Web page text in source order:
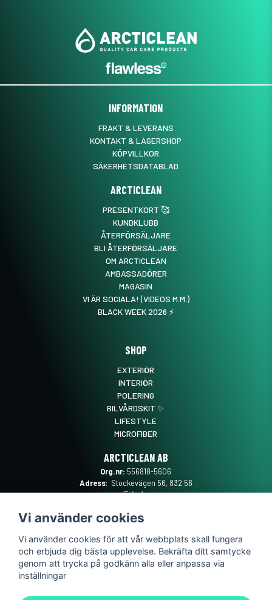
INFORMATION
FRAKT & LEVERANS
KONTAKT & LAGERSHOP
KÖPVILLKOR
SÄKERHETSDATABLAD
ARCTICLEAN
PRESENTKORT 🥰
KUNDKLUBB
ÅTERFÖRSÄLJARE
BLI ÅTERFÖRSÄLJARE
OM ARCTICLEAN
AMBASSADÖRER
MAGASIN
VI ÄR SOCIALA! (VIDEOS M.M.)
BLACK WEEK 2026 ⚡️
SHOP
EXTERIÖR
INTERIÖR
POLERING
BILVÅRDSKIT ✨
LIFESTYLE
MICROFIBER
ARCTICLEAN AB
Org.nr: 556818-5606
Adress: Stockevägen 56, 832 56
Frösön
Telefon:0101889555
Vi använder cookies
Vi använder cookies för att vår webbplats skall fungera
och erbjuda dig bästa upplevelse. Bekräfta ditt samtycke
genom att trycka på godkänn alla eller anpassa via
inställningar